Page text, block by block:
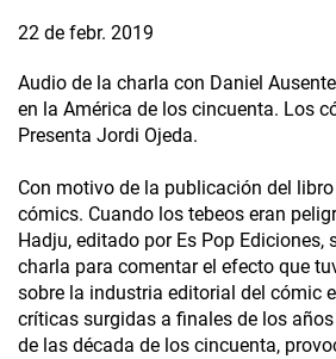
22 de febr. 2019
Audio de la charla con Daniel
en la América de los cincuenta. Los
Presenta Jordi Ojeda.
Con motivo de la publicación del
cómics. Cuando los tebeos eran
Hadju, editado por Es Pop Ediciones,
charla para comentar el efecto que
sobre la industria editorial del cómic
críticas surgidas a finales de los
de las década de los cincuenta,